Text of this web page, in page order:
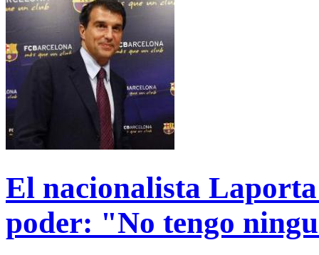
El nacionalista Laporta
poder: "No tengo